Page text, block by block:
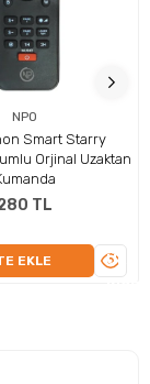
doğal bir
rahatsızlık
almayı
NPO
Smart Starry
Orjinal Uzaktan
TL
EKLE